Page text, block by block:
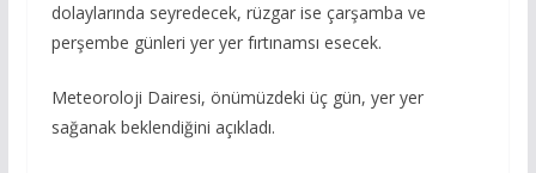
dolaylarında seyredecek, rüzgar ise çarşamba ve
perşembe günleri yer yer fırtınamsı esecek.
Meteoroloji Dairesi, önümüzdeki üç gün, yer yer
sağanak beklendiğini açıkladı.